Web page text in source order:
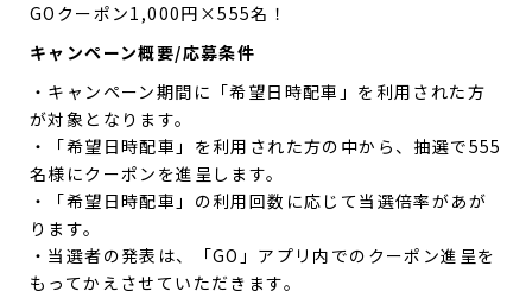
GOクーポン1,000円×555名！
キャンペーン概要/応募条件
・キャンペーン期間に「希望日時配車」を利用された方
が対象となります。
・「希望日時配車」を利用された方の中から、抽選で555
名様にクーポンを進呈します。
・「希望日時配車」の利用回数に応じて当選倍率があが
ります。
・当選者の発表は、「GO」アプリ内でのクーポン進呈を
もってかえさせていただきます。